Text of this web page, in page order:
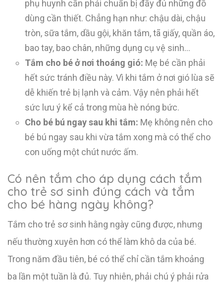
phụ huynh cần phải chuẩn bị đầy đủ những đồ
dùng cần thiết. Chẳng hạn như: chậu dài, chậu
tròn, sữa tắm, dầu gội, khăn tắm, tã giấy, quần áo,
bao tay, bao chân, những dụng cụ vệ sinh…
Tắm cho bé ở nơi thoáng gió: Mẹ bé cần phải
hết sức tránh điều này. Vì khi tắm ở nơi gió lùa sẽ
dễ khiến trẻ bị lạnh và cảm. Vậy nên phải hết
sức lưu ý kể cả trong mùa hè nóng bức.
Cho bé bú ngay sau khi tắm: Mẹ không nên cho
bé bú ngay sau khi vừa tắm xong mà có thể cho
con uống một chút nước ấm.
Có nên tắm cho áp dụng cách tắm
cho trẻ sơ sinh đúng cách và tắm
cho bé hàng ngày không?
Tắm cho trẻ sơ sinh hằng ngày cũng được, nhưng
nếu thường xuyên hơn có thể làm khô da của bé.
Trong năm đầu tiên, bé có thể chỉ cần tắm khoảng
ba lần một tuần là đủ. Tuy nhiên, phải chú ý phải rửa